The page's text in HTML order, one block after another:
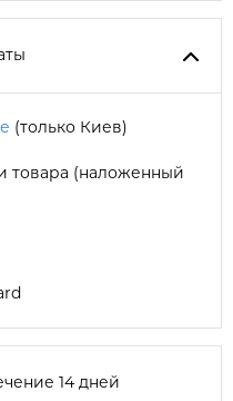
(только Киев)
товара (наложенный
14 дней